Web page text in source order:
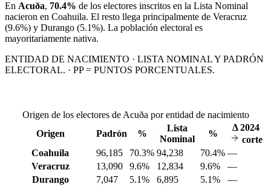
En Acuða, 70.4% de los electores inscritos en la Lista Nominal
nacieron en Coahuila. El resto llega principalmente de Veracruz
(9.6%) y Durango (5.1%). La población electoral es
mayoritariamente nativa.
ENTIDAD DE NACIMIENTO · LISTA NOMINAL Y PADRÓN
ELECTORAL. · PP = PUNTOS PORCENTUALES.
Origen de los electores de Acuða por entidad de nacimiento
Origen
Padrón %
Lista
Nominal
%
Δ2024
corte
Coahuila
96,185 70.3% 94,238 70.4% —
Veracruz
13,090 9.6% 12,834 9.6%
—
Durango
7,047 5.1% 6,895 5.1%
—